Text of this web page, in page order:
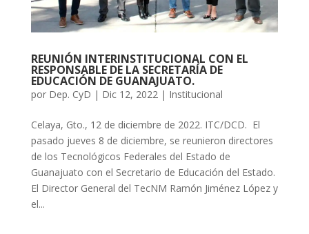
REUNIÓN INTERINSTITUCIONAL CON EL
RESPONSABLE DE LA SECRETARÍA DE
EDUCACIÓN DE GUANAJUATO.
por Dep. CyD | Dic 12, 2022| Institucional
Celaya, Gto., 12 de diciembre de 2022. ITC/DCD. El
pasado jueves 8 de diciembre, se reunieron directores
de los Tecnológicos Federales del Estado de
Guanajuato con el Secretario de Educación del Estado.
El Director General del TecNM Ramón Jiménez López y
el...